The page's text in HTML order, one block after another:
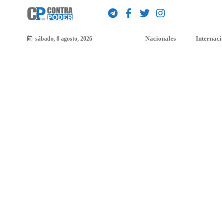
sábado, 8 agosto, 2026 Nacionales